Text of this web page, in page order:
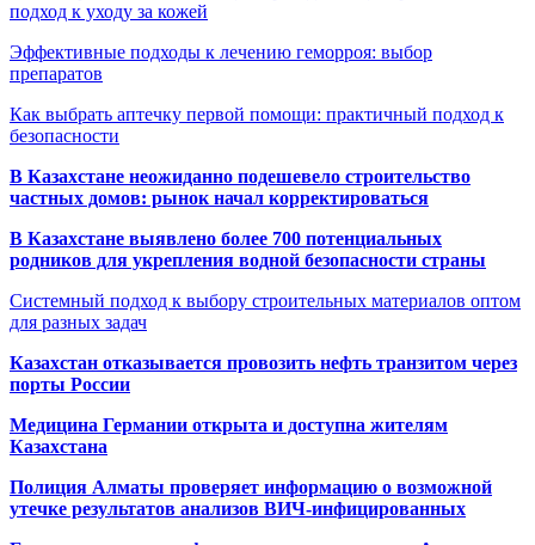
подход к уходу за кожей
Эффективные подходы к лечению геморроя: выбор
препаратов
Как выбрать аптечку первой помощи: практичный подход к
безопасности
В Казахстане неожиданно подешевело строительство
частных домов: рынок начал корректироваться
В Казахстане выявлено более 700 потенциальных
родников для укрепления водной безопасности страны
Системный подход к выбору строительных материалов оптом
для разных задач
Казахстан отказывается провозить нефть транзитом через
порты России
Медицина Германии открыта и доступна жителям
Казахстана
Полиция Алматы проверяет информацию о возможной
утечке результатов анализов ВИЧ-инфицированных